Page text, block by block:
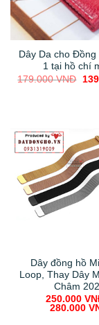
Dây Da cho Đồng
1 tại hồ chí
179.000VNĐ
Dây đồng hồ
Loop, Thay Dây
Châm
250.000
280.000